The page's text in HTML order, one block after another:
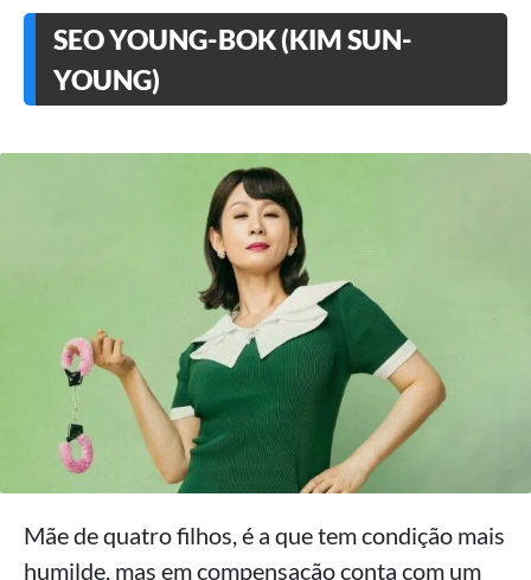
SEO YOUNG-BOK (KIM SUN-
YOUNG)
Mãe de quatro filhos, é a que tem condição mais
humilde, mas em compensação conta com um